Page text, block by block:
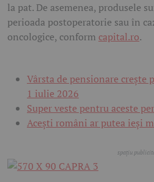
la pat. De asemenea, produsele
perioada postoperatorie sau în
oncologice, conform capital.ro.
Vârsta de pensionare crește
1 iulie 2026
Super veste pentru aceste
Acești români ar putea ieși